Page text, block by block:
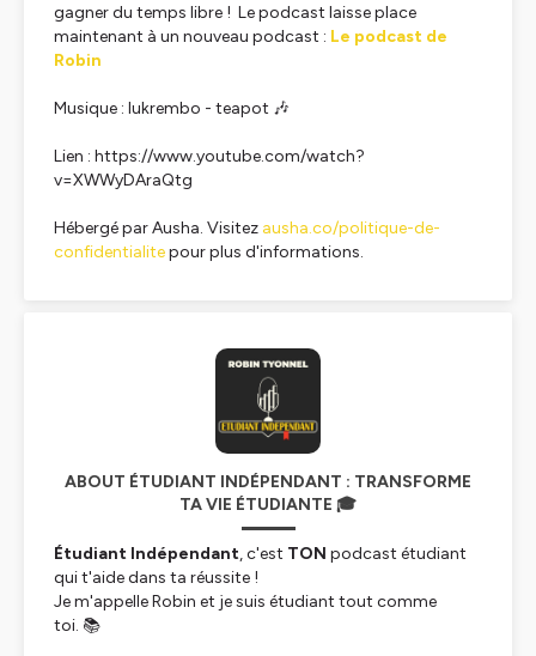
gagner du temps libre ! Le podcast laisse place
maintenant à un nouveau podcast : Le podcast de
Robin
Musique : lukrembo - teapot 🎶
Lien : https://www.youtube.com/watch?
v=XWWyDAraQtg
Hébergé par Ausha. Visitez ausha.co/politique-de-
confidentialitepour plus d'informations.
ABOUT ÉTUDIANT INDÉPENDANT : TRANSFORME
TA VIE ÉTUDIANTE 🎓
Étudiant Indépendant, c'est TON podcast étudiant
qui t'aide dans ta réussite !
Je m'appelle Robin et je suis étudiant tout comme
toi. 📚